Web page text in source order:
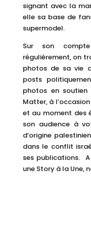
signant avec la
elle sa base de
supermodel.
Sur son
régulièrement, on
photos de sa vie
posts
photos en soutien
Matter, à
et au moment des
son audience à
d’origine
dans le conflit
ses publications.
une Story à la Une,